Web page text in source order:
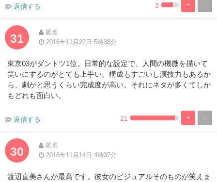
-
+
3
返信する
31
匿名
2016年11月22日 5時38分
東京03がダントツ1位。日常的な設定で、人間の機微を描いて
笑いにするのがとても上手い。構成もすごいし演技力もあるか
ら、劇かと思うくらい完成度が高い。それにネタが多くてしか
もどれも面白い。
-
+
0.82304526748971%
21
返信する
30
匿名
2016年11月14日 4時37分
渡辺直美さんが最高です。彼女のビジュアルそのものが笑えま